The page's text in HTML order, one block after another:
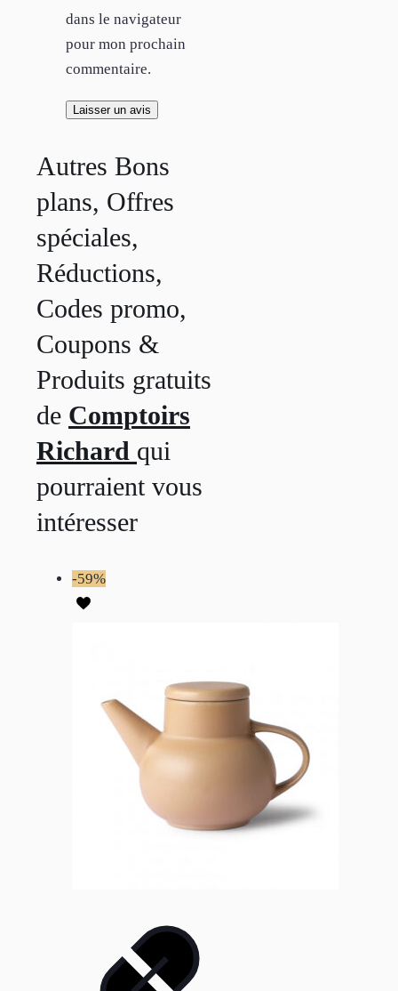
dans le navigateur
pour mon prochain
commentaire.
Autres Bons
plans, Offres
spéciales,
Réductions,
Codes promo,
Coupons &
Produits gratuits
de Comptoirs
Richard qui
pourraient vous
intéresser
-59%